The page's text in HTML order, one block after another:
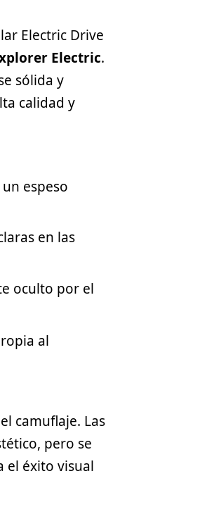
Electric Drive
Electric.
sólida y
calidad y
espeso
en las
oculto por el
al
camuflaje. Las
pero se
el éxito visual